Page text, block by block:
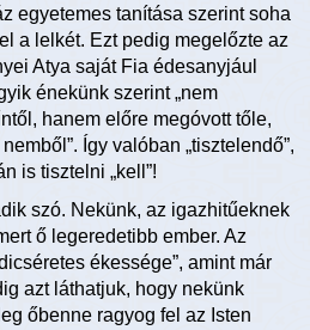
egyetemes tanítása szerint soha
a lelkét. Ezt pedig megelőzte az
Atya saját Fia édesanyjául
énekünk szerint „nem
hanem előre megóvott tőle,
Így valóban „tisztelendő”,
is tisztelni „kell”!
szó. Nekünk, az igazhitűeknek
ő legeredetibb ember. Az
ékessége”, amint már
azt láthatjuk, hogy nekünk
őbenne ragyog fel az Isten